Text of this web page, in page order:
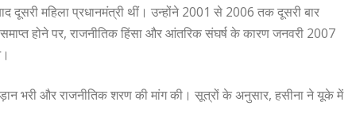
दूसरी महिला प्रधानमंत्री थीं। उन्होंने 2001 से 2006 तक दूसरी बार
होने पर, राजनीतिक हिंसा और आंतरिक संघर्ष के कारण जनवरी 2007
भरी और राजनीतिक शरण की मांग की। सूत्रों के अनुसार, हसीना ने यूके में